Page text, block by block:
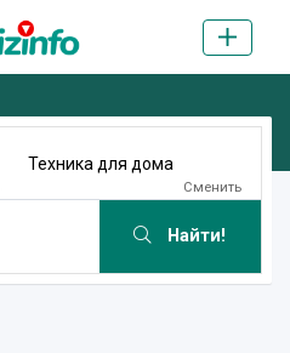
Техника для дома
Сменить
Найти!